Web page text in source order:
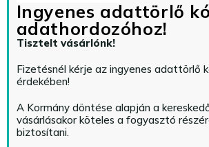
Ingyenes adattörlő
adathordozóhoz!
Tisztelt vásárlónk!
Fizetésnél kérje az ingyenes adattörlő
érdekében!
A Kormány döntése alapján a
vásárlásakor köteles a fogyasztó
biztosítani.